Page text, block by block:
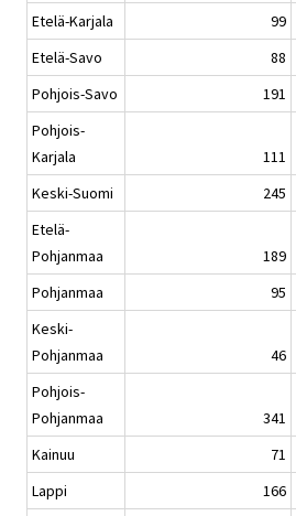
Etelä-Karjala
99
Etelä-Savo
88
Pohjois-Savo
191
Pohjois-
Karjala
111
Keski-Suomi
245
Etelä-
Pohjanmaa
189
Pohjanmaa
95
Keski-
Pohjanmaa
46
Pohjois-
Pohjanmaa
341
Kainuu
71
Lappi
166